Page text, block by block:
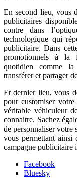
En second lieu, vous
publicitaires
contre dans
technologique qui
publicitaire. Dans
promotionnels à la
quotidien comme la
transférer et partager
Et dernier lieu, vous
pour customiser
véritable véhiculeur
connaitre. Sachez
de personnaliser votre
vous permettant ainsi
campagne publicitaire
PartagerFacebook
Bluesky